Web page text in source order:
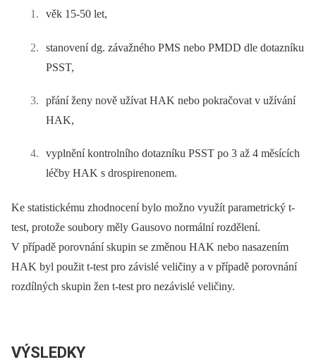
věk 15-50 let,
stanovení dg. závažného PMS nebo PMDD dle dotazníku
PSST,
přání ženy nově užívat HAK nebo pokračovat v užívání
HAK,
vyplnění kontrolního dotazníku PSST po 3 až 4 měsících
léčby HAK s drospirenonem.
Ke statistickému zhodnocení bylo možno využít parametrický t-
test, protože soubory měly Gausovo normální rozdělení.
V případě porovnání skupin se změnou HAK nebo nasazením
HAK byl použit t-test pro závislé veličiny a v případě porovnání
rozdílných skupin žen t-test pro nezávislé veličiny.
VÝSLEDKY